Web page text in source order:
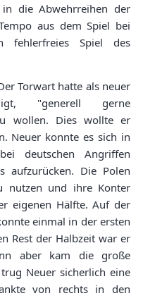
die Abwehrreihen der
aus dem Spiel bei
fehlerfreies Spiel des
Torwart hatte als neuer
"generell gerne
wollen. Dies wollte er
Neuer konnte es sich in
deutschen Angriffen
aufzurücken. Die Polen
nutzen und ihre Konter
eigenen Hälfte. Auf der
einmal in der ersten
Rest der Halbzeit war er
aber kam die große
Neuer sicherlich eine
von rechts in den